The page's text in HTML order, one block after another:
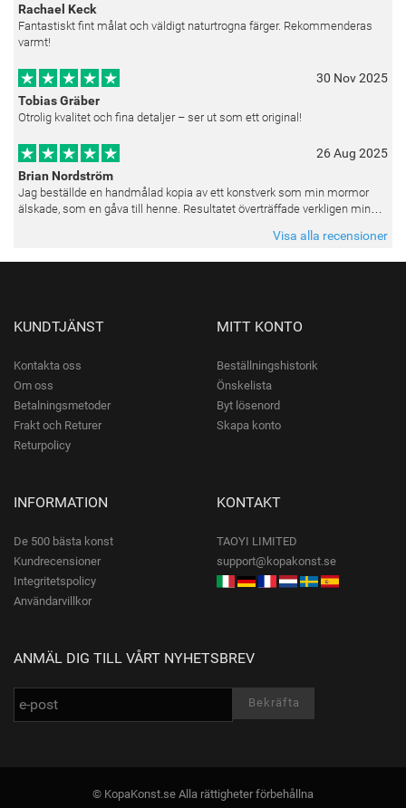
Rachael Keck
Fantastiskt fint målat och väldigt naturtrogna färger. Rekommenderas
varmt!
30 Nov 2025
Tobias Gräber
Otrolig kvalitet och fina detaljer – ser ut som ett original!
26 Aug 2025
Brian Nordström
Jag beställde en handmålad kopia av ett konstverk som min mormor
älskade, som en gåva till henne. Resultatet överträffade verkligen mina
Visa alla recensioner
KUNDTJÄNST
Kontakta oss
Om oss
Betalningsmetoder
Frakt och Returer
Returpolicy
MITT KONTO
Beställningshistorik
Önskelista
Byt lösenord
Skapa konto
INFORMATION
De 500 bästa konst
Kundrecensioner
Integritetspolicy
Användarvillkor
KONTAKT
TAOYI LIMITED
support@kopakonst.se
ANMÄL DIG TILL VÅRT NYHETSBREV
© KopaKonst.se Alla rättigheter förbehållna